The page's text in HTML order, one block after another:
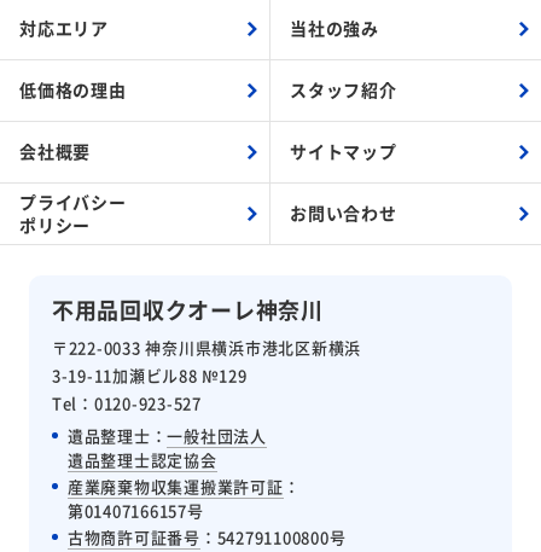
不用品回収クオーレ神奈川
〒222-0033 神奈川県横浜市港北区新横浜
3-19-11加瀬ビル88 №129
Tel：0120-923-527
遺品整理士：一般社団法人
遺品整理士認定協会
産業廃棄物収集運搬業許可証 ：
第01407166157号
古物商許可証番号 ：542791100800号
対応エリア 当社の強み
低価格の理由 スタッフ紹介
会社概要 サイトマップ
プライバシー
ポリシー
お問い合わせ